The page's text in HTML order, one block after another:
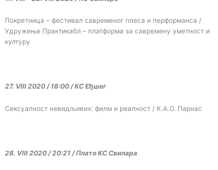
Покретница – фестивал савременог плеса и перформанса /
Удружење Практикабл – платформа за савремену уметност и
културу
27. VIII 2020 / 18:00 / КС Еђшег
Сексуалност невидљивих: филм и реалност / К.А.О. Парнас
28. VIII 2020 / 20:21 / Плато КС Свилара